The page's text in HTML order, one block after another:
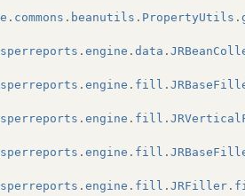
. commons . beanutils . PropertyUtils .
. engine . data .
. engine . fill .
. engine . fill .
. engine . fill .
. engine . fill . JRFiller .